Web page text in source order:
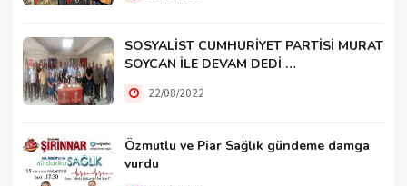
SOSYALİST CUMHURİYET PARTİSİ MURAT
SOYCAN İLE DEVAM DEDİ …
22/08/2022
Özmutlu ve Piar Sağlık gündeme damga
vurdu